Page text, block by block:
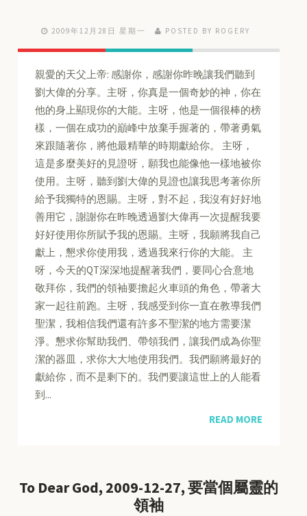
2009年12月28日 星期一 POSTED BY ROGERY
親愛的天父上帝: 感謝你，感謝你昨晚讓我們聽到
劉大偉的分享。主呀，你真是一個奇妙的神，你在
他的身上顯現你的大能。主呀，他是一個很棒的榜
樣，一個在成功的巔峰中放棄手握著的，帶著勇氣
來跟隨著你，將他最精華的時期獻給你。 主呀，
這是多麼美好的見證呀，願我也能像他一樣地被你
使用。主呀，聽到劉大偉的見證也讓我思考著你所
給予我獨特的恩賜。主呀，對不起，我沒有好好地
善用它，謝謝你在昨晚透過劉大偉再一次提醒我要
好好使用你所賦予我的恩賜。主呀，我願將我自己
獻上，懇求你使用我，透過我來行你的大能。 主
呀，今天的QT深深地提醒著我們，要同心合意地
敬拜你，我們的領袖要擔起火車頭的角色，帶著大
家一起往前跑。主呀，我感受到你一直在教導我們
聖潔，我相信我們還有許多不聖潔的地方需要潔
淨。懇求你幫助我們、帶領我們，讓我們成為你聖
潔的器皿，求你大大地使用我們。我們願將最好的
獻給你，而不是剩下的。我們要讓這世上的人能看
到...
READ MORE
To Dear God, 2009-12-27, 要當個屬靈的
領袖